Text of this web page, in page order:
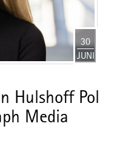
30
JUNI
Hulshoff Pol
Media